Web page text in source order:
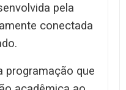
pela
conectada
programação que